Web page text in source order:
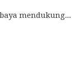
mendukung...